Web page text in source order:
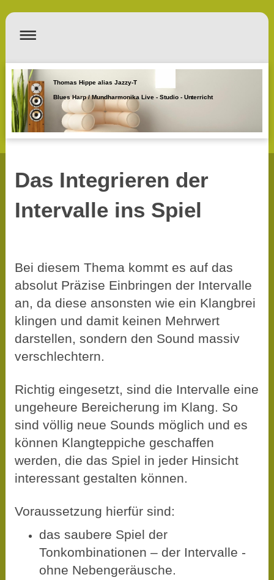
Thomas Hippe alias Jazzy-T
Blues Harp / Mundharmonika Live - Studio - Unterricht
Das Integrieren der
Intervalle ins Spiel
Bei diesem Thema kommt es auf das
absolut Präzise Einbringen der Intervalle
an, da diese ansonsten wie ein Klangbrei
klingen und damit keinen Mehrwert
darstellen, sondern den Sound massiv
verschlechtern.
Richtig eingesetzt, sind die Intervalle eine
ungeheure Bereicherung im Klang. So
sind völlig neue Sounds möglich und es
können Klangteppiche geschaffen
werden, die das Spiel in jeder Hinsicht
interessant gestalten können.
Voraussetzung hierfür sind:
das saubere Spiel der
Tonkombinationen – der Intervalle -
ohne Nebengeräusche.